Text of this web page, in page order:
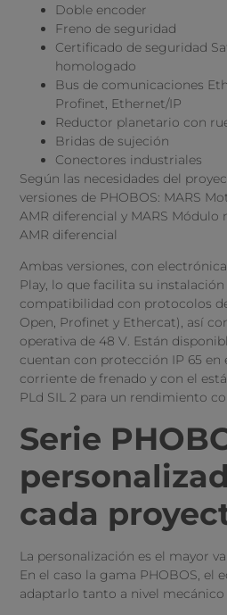
Doble encoder
Freno de seguridad
Certificado de seguridad
homologado
Bus de comunicaciones
Profinet, Ethernet/IP
Reductor planetario con
Bridas de sujeción
Conectores industriales
Según las necesidades del
versiones de PHOBOS: MARS
AMR diferencial y MARS Módulo
AMR diferencial
Ambas versiones, con
Play, lo que facilita su
compatibilidad con protocolos
Open, Profinet y Ethercat), así
operativa de 48 V. Están
cuentan con protección IP 65
corriente de frenado y con el
PLd SIL 2 para un rendimiento
Serie
cada
La personalización es el mayor
En el caso la gama PHOBOS, el
adaptarlo tanto a nivel